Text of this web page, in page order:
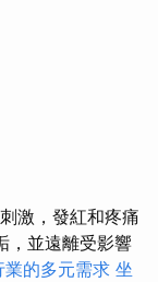
激，發紅和疼痛
，並遠離受影響
的多元需求 坐